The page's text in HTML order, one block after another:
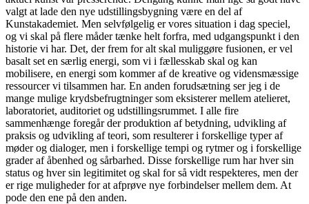
valgt at lade den nye udstillingsbygning være en del af
Kunstakademiet. Men selvfølgelig er vores situation i dag speciel,
og vi skal på flere måder tænke helt forfra, med udgangspunkt i den
historie vi har. Det, der frem for alt skal muliggøre fusionen, er vel
basalt set en særlig energi, som vi i fællesskab skal og kan
mobilisere, en energi som kommer af de kreative og vidensmæssige
ressourcer vi tilsammen har. En anden forudsætning ser jeg i de
mange mulige krydsbefrugtninger som eksisterer mellem atelieret,
laboratoriet, auditoriet og udstillingsrummet. I alle fire
sammenhænge foregår der produktion af betydning, udvikling af
praksis og udvikling af teori, som resulterer i forskellige typer af
møder og dialoger, men i forskellige tempi og rytmer og i forskellige
grader af åbenhed og sårbarhed. Disse forskellige rum har hver sin
status og hver sin legitimitet og skal for så vidt respekteres, men der
er rige muligheder for at afprøve nye forbindelser mellem dem. At
pode den ene på den anden.